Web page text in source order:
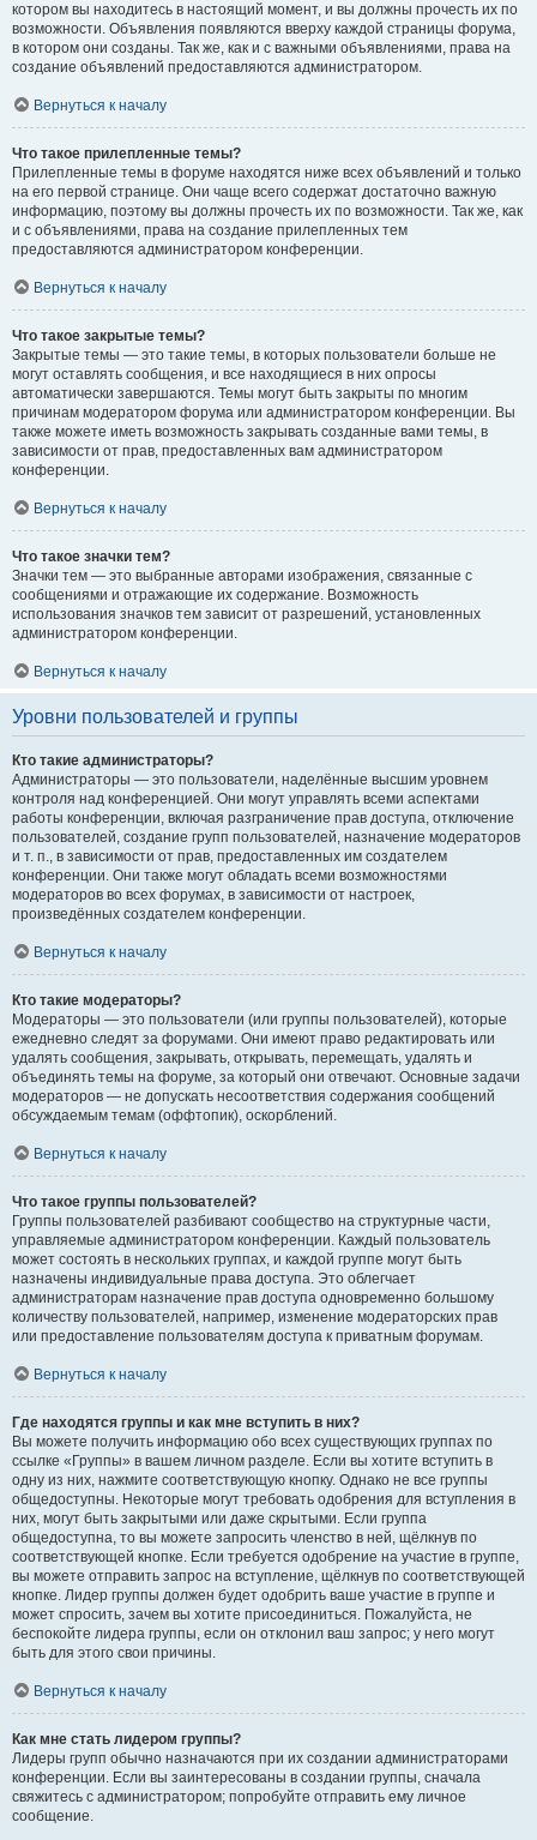
котором вы находитесь в настоящий момент, и вы должны прочесть их по
возможности. Объявления появляются вверху каждой страницы форума,
в котором они созданы. Так же, как и с важными объявлениями, права на
создание объявлений предоставляются администратором.
Вернуться к началу
Что такое прилепленные темы?
Прилепленные темы в форуме находятся ниже всех объявлений и только
на его первой странице. Они чаще всего содержат достаточно важную
информацию, поэтому вы должны прочесть их по возможности. Так же, как
и с объявлениями, права на создание прилепленных тем
предоставляются администратором конференции.
Вернуться к началу
Что такое закрытые темы?
Закрытые темы — это такие темы, в которых пользователи больше не
могут оставлять сообщения, и все находящиеся в них опросы
автоматически завершаются. Темы могут быть закрыты по многим
причинам модератором форума или администратором конференции. Вы
также можете иметь возможность закрывать созданные вами темы, в
зависимости от прав, предоставленных вам администратором
конференции.
Вернуться к началу
Что такое значки тем?
Значки тем — это выбранные авторами изображения, связанные с
сообщениями и отражающие их содержание. Возможность
использования значков тем зависит от разрешений, установленных
администратором конференции.
Вернуться к началу
Уровни пользователей и группы
Кто такие администраторы?
Администраторы — это пользователи, наделённые высшим уровнем
контроля над конференцией. Они могут управлять всеми аспектами
работы конференции, включая разграничение прав доступа, отключение
пользователей, создание групп пользователей, назначение модераторов
и т. п., в зависимости от прав, предоставленных им создателем
конференции. Они также могут обладать всеми возможностями
модераторов во всех форумах, в зависимости от настроек,
произведённых создателем конференции.
Вернуться к началу
Кто такие модераторы?
Модераторы — это пользователи (или группы пользователей), которые
ежедневно следят за форумами. Они имеют право редактировать или
удалять сообщения, закрывать, открывать, перемещать, удалять и
объединять темы на форуме, за который они отвечают. Основные задачи
модераторов — не допускать несоответствия содержания сообщений
обсуждаемым темам (оффтопик), оскорблений.
Вернуться к началу
Что такое группы пользователей?
Группы пользователей разбивают сообщество на структурные части,
управляемые администратором конференции. Каждый пользователь
может состоять в нескольких группах, и каждой группе могут быть
назначены индивидуальные права доступа. Это облегчает
администраторам назначение прав доступа одновременно большому
количеству пользователей, например, изменение модераторских прав
или предоставление пользователям доступа к приватным форумам.
Вернуться к началу
Где находятся группы и как мне вступить в них?
Вы можете получить информацию обо всех существующих группах по
ссылке «Группы» в вашем личном разделе. Если вы хотите вступить в
одну из них, нажмите соответствующую кнопку. Однако не все группы
общедоступны. Некоторые могут требовать одобрения для вступления в
них, могут быть закрытыми или даже скрытыми. Если группа
общедоступна, то вы можете запросить членство в ней, щёлкнув по
соответствующей кнопке. Если требуется одобрение на участие в группе,
вы можете отправить запрос на вступление, щёлкнув по соответствующей
кнопке. Лидер группы должен будет одобрить ваше участие в группе и
может спросить, зачем вы хотите присоединиться. Пожалуйста, не
беспокойте лидера группы, если он отклонил ваш запрос; у него могут
быть для этого свои причины.
Вернуться к началу
Как мне стать лидером группы?
Лидеры групп обычно назначаются при их создании администраторами
конференции. Если вы заинтересованы в создании группы, сначала
свяжитесь с администратором; попробуйте отправить ему личное
сообщение.